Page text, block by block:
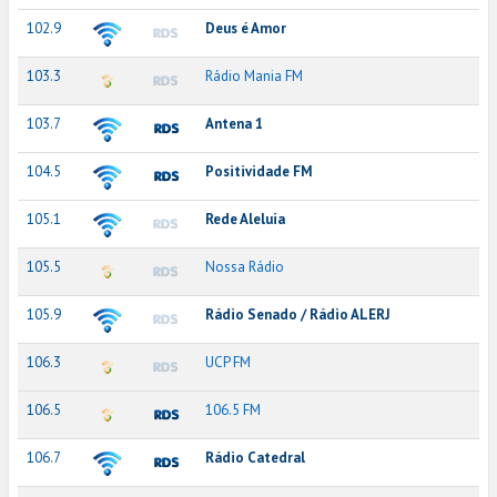
102.9 Deus é Amor
103.3 Rádio Mania FM
103.7 Antena 1
104.5 Positividade FM
105.1 Rede Aleluia
105.5 Nossa Rádio
105.9 Rádio Senado / Rádio ALERJ
106.3 UCP FM
106.5 106.5 FM
106.7 Rádio Catedral